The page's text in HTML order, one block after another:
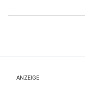
ANZEIGE